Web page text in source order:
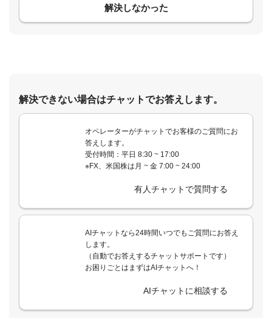
解決しなかった
解決できない場合はチャットでお答えします。
オペレーターがチャットでお客様のご質問にお
答えします。
受付時間：平日 8:30 ~ 17:00
※FX、米国株は月 ~ 金 7:00 ~ 24:00
有人チャットで質問する
AIチャットなら24時間いつでもご質問にお答え
します。
（自動でお答えするチャットサポートです）
お困りごとはまずはAIチャットへ！
AIチャットに相談する